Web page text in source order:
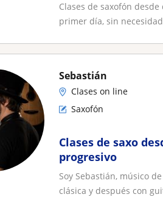
Clases de saxofón
primer día, sin
Sebastián
Clases on line
Saxofón
Clases de saxo
progresivo
Soy Sebastián, músico
clásica y después con